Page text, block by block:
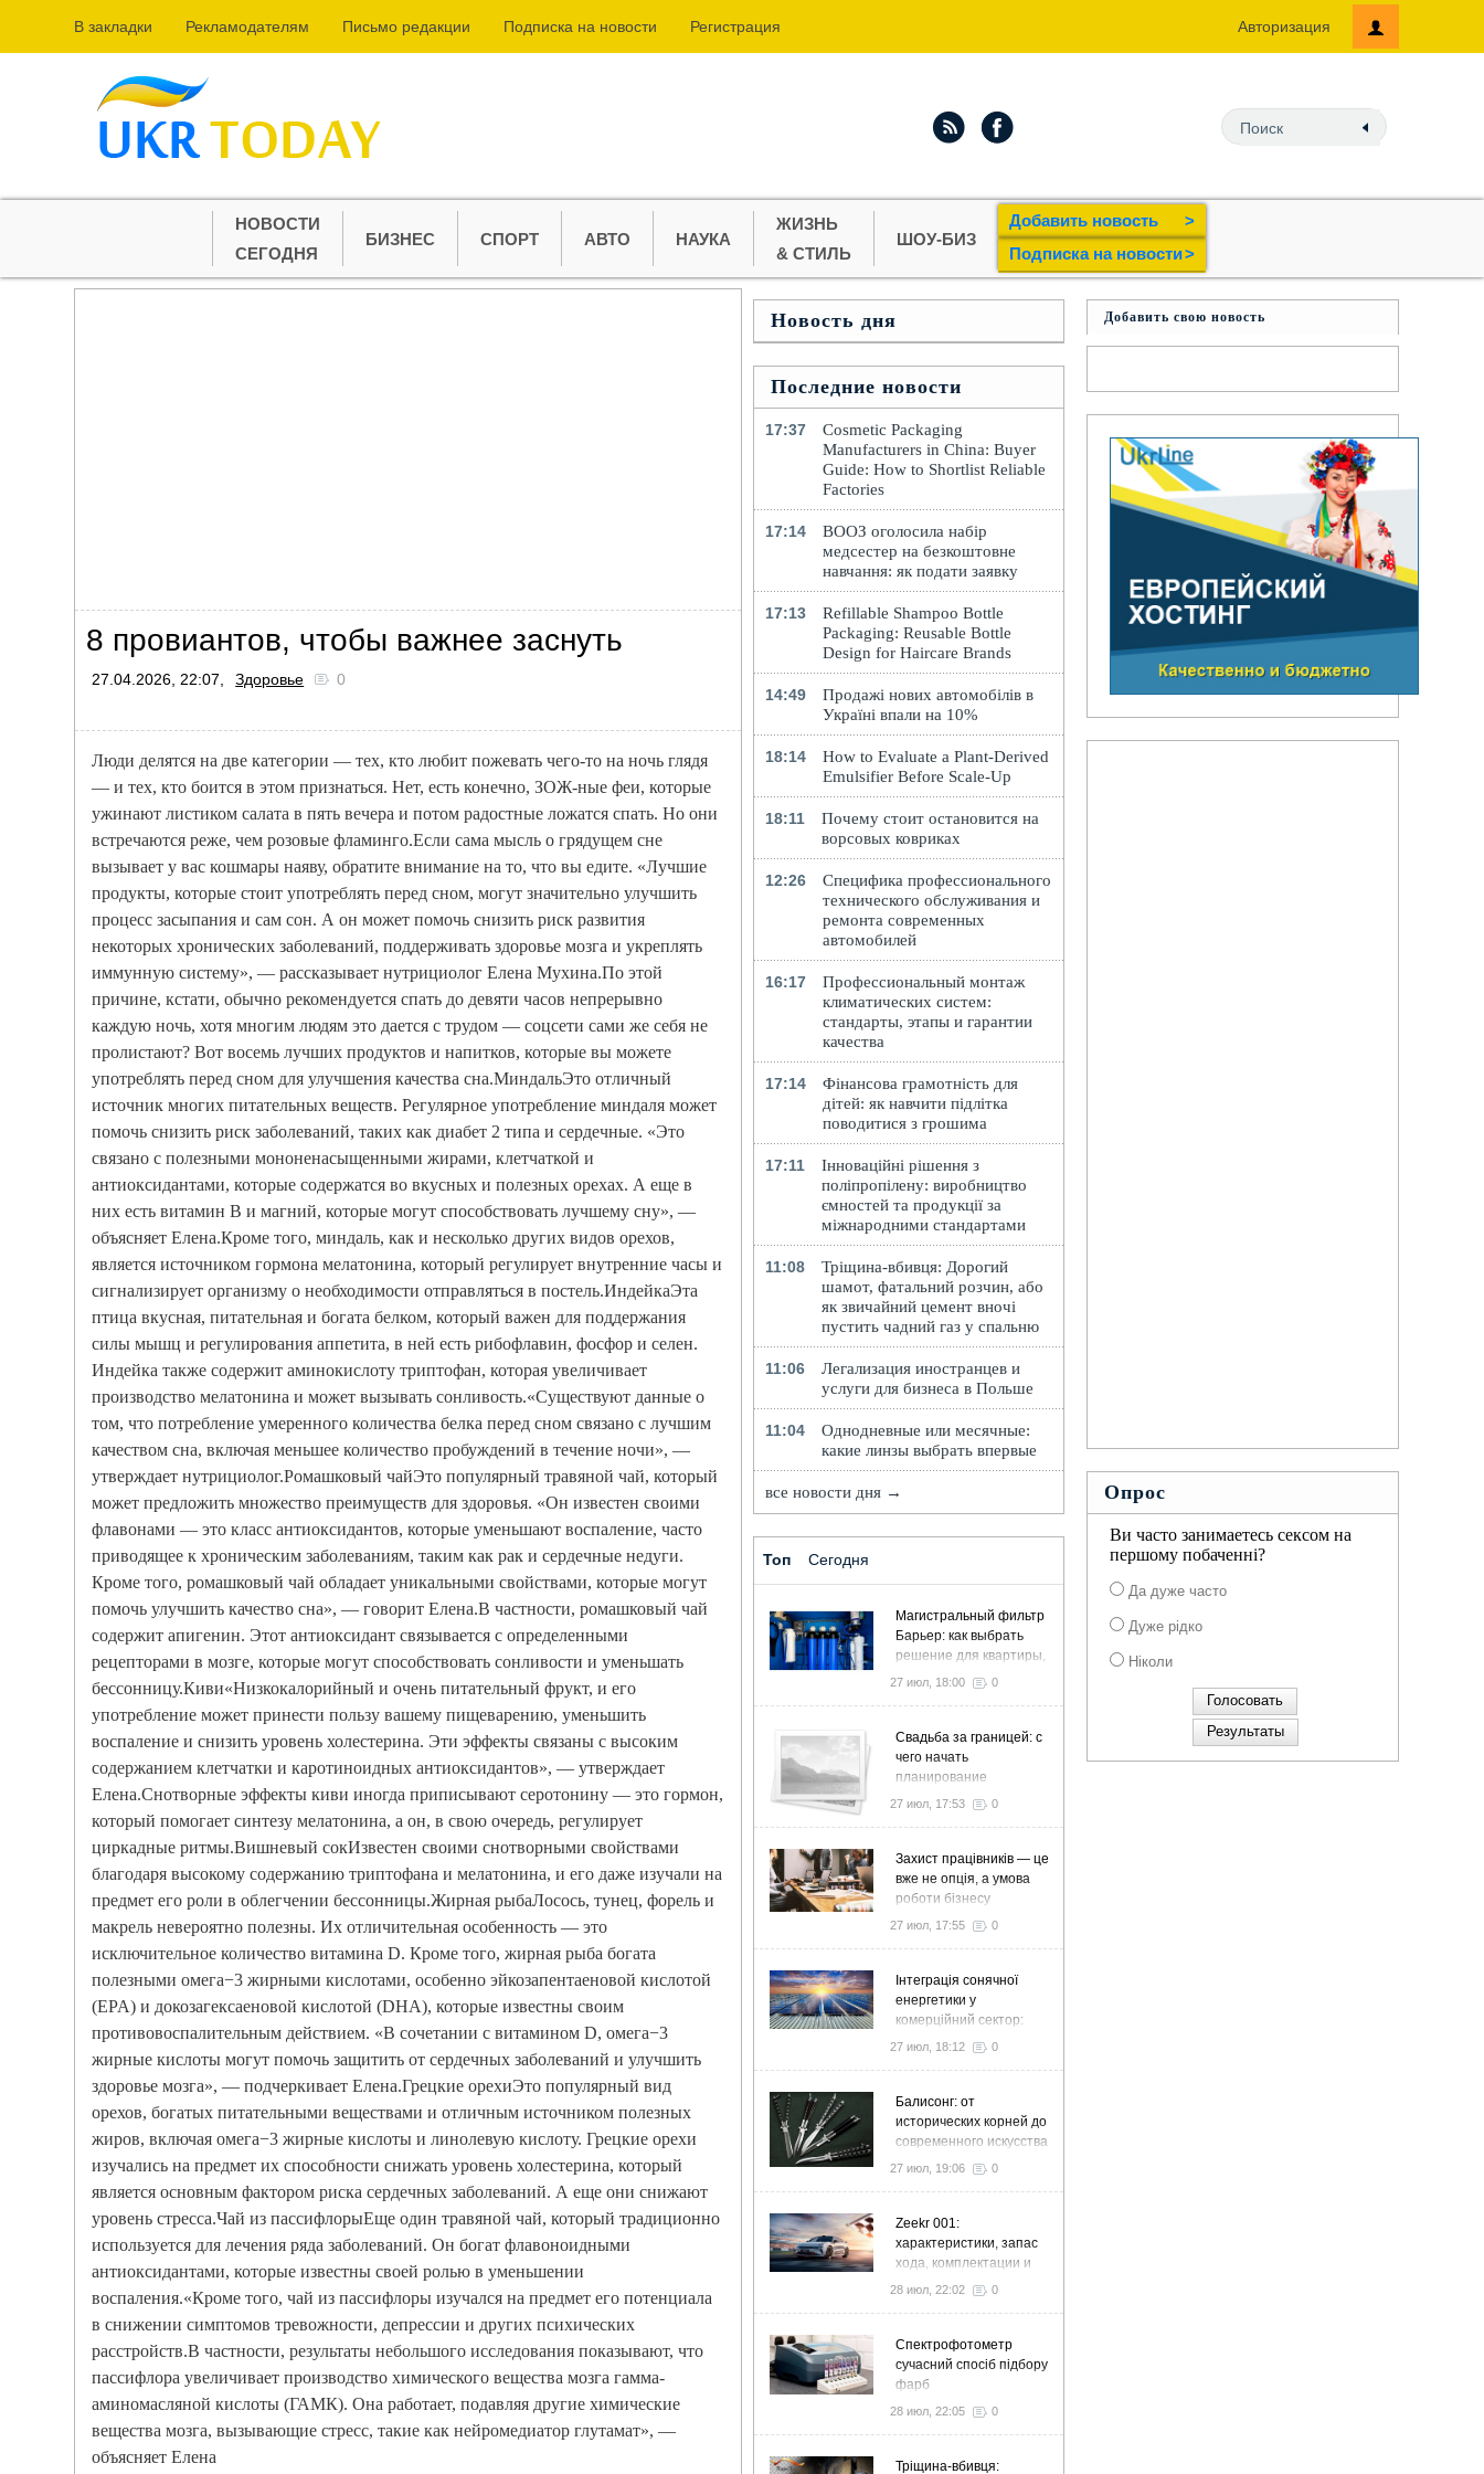
В закладки Рекламодателям Письмо редакции Подпиcка на новости Регистрация Авторизация
НОВОСТИ
СЕГОДНЯ
БИЗНЕС СПОРТ АВТО НАУКА
ЖИЗНЬ
& СТИЛЬ
ШОУ-БИЗ
Добавить новость
>
Подпиcка на новости>
8 провиантов, чтобы важнее заснуть
27.04.2026, 22:07, Здоровье 0
Люди делятся на две категории — тех, кто любит пожевать чего-то на ночь глядя
— и тех, кто боится в этом признаться. Нет, есть конечно, ЗОЖ-ные феи, которые
ужинают листиком салата в пять вечера и потом радостные ложатся спать. Но они
встречаются реже, чем розовые фламинго.Если сама мысль о грядущем сне
вызывает у вас кошмары наяву, обратите внимание на то, что вы едите. «Лучшие
продукты, которые стоит употреблять перед сном, могут значительно улучшить
процесс засыпания и сам сон. А он может помочь снизить риск развития
некоторых хронических заболеваний, поддерживать здоровье мозга и укреплять
иммунную систему», — рассказывает нутрициолог Елена Мухина.По этой
причине, кстати, обычно рекомендуется спать до девяти часов непрерывно
каждую ночь, хотя многим людям это дается с трудом — соцсети сами же себя не
пролистают? Вот восемь лучших продуктов и напитков, которые вы можете
употреблять перед сном для улучшения качества сна.МиндальЭто отличный
источник многих питательных веществ. Регулярное употребление миндаля может
помочь снизить риск заболеваний, таких как диабет 2 типа и сердечные. «Это
связано с полезными мононенасыщенными жирами, клетчаткой и
антиоксидантами, которые содержатся во вкусных и полезных орехах. А еще в
них есть витамин B и магний, которые могут способствовать лучшему сну», —
объясняет Елена.Кроме того, миндаль, как и несколько других видов орехов,
является источником гормона мелатонина, который регулирует внутренние часы и
сигнализирует организму о необходимости отправляться в постель.ИндейкаЭта
птица вкусная, питательная и богата белком, который важен для поддержания
силы мышц и регулирования аппетита, в ней есть рибофлавин, фосфор и селен.
Индейка также содержит аминокислоту триптофан, которая увеличивает
производство мелатонина и может вызывать сонливость.«Существуют данные о
том, что потребление умеренного количества белка перед сном связано с лучшим
качеством сна, включая меньшее количество пробуждений в течение ночи», —
утверждает нутрициолог.Ромашковый чайЭто популярный травяной чай, который
может предложить множество преимуществ для здоровья. «Он известен своими
флавонами — это класс антиоксидантов, которые уменьшают воспаление, часто
приводящее к хроническим заболеваниям, таким как рак и сердечные недуги.
Кроме того, ромашковый чай обладает уникальными свойствами, которые могут
помочь улучшить качество сна», — говорит Елена.В частности, ромашковый чай
содержит апигенин. Этот антиоксидант связывается с определенными
рецепторами в мозге, которые могут способствовать сонливости и уменьшать
бессонницу.Киви«Низкокалорийный и очень питательный фрукт, и его
употребление может принести пользу вашему пищеварению, уменьшить
воспаление и снизить уровень холестерина. Эти эффекты связаны с высоким
содержанием клетчатки и каротиноидных антиоксидантов», — утверждает
Елена.Снотворные эффекты киви иногда приписывают серотонину — это гормон,
который помогает синтезу мелатонина, а он, в свою очередь, регулирует
циркадные ритмы.Вишневый сокИзвестен своими снотворными свойствами
благодаря высокому содержанию триптофана и мелатонина, и его даже изучали на
предмет его роли в облегчении бессонницы.Жирная рыбаЛосось, тунец, форель и
макрель невероятно полезны. Их отличительная особенность — это
исключительное количество витамина D. Кроме того, жирная рыба богата
полезными омега−3 жирными кислотами, особенно эйкозапентаеновой кислотой
(EPA) и докозагексаеновой кислотой (DHA), которые известны своим
противовоспалительным действием. «В сочетании с витамином D, омега−3
жирные кислоты могут помочь защитить от сердечных заболеваний и улучшить
здоровье мозга», — подчеркивает Елена.Грецкие орехиЭто популярный вид
орехов, богатых питательными веществами и отличным источником полезных
жиров, включая омега−3 жирные кислоты и линолевую кислоту. Грецкие орехи
изучались на предмет их способности снижать уровень холестерина, который
является основным фактором риска сердечных заболеваний. А еще они снижают
уровень стресса.Чай из пассифлорыЕще один травяной чай, который традиционно
используется для лечения ряда заболеваний. Он богат флавоноидными
антиоксидантами, которые известны своей ролью в уменьшении
воспаления.«Кроме того, чай из пассифлоры изучался на предмет его потенциала
в снижении симптомов тревожности, депрессии и других психических
расстройств.В частности, результаты небольшого исследования показывают, что
пассифлора увеличивает производство химического вещества мозга гамма-
аминомасляной кислоты (ГАМК). Она работает, подавляя другие химические
вещества мозга, вызывающие стресс, такие как нейромедиатор глутамат», —
объясняет Елена
Новость дня
Последние новости
17:37
Cosmetic Packaging
Manufacturers in China: Buyer
Guide: How to Shortlist Reliable
Factories
17:14
ВООЗ оголосила набір
медсестер на безкоштовне
навчання: як подати заявку
17:13
Refillable Shampoo Bottle
Packaging: Reusable Bottle
Design for Haircare Brands
14:49
Продажі нових автомобілів в
Україні впали на 10%
18:14
How to Evaluate a Plant-Derived
Emulsifier Before Scale-Up
18:11
Почему стоит остановится на
ворсовых ковриках
12:26
Специфика профессионального
технического обслуживания и
ремонта современных
автомобилей
16:17
Профессиональный монтаж
климатических систем:
стандарты, этапы и гарантии
качества
17:14
Фінансова грамотність для
дітей: як навчити підлітка
поводитися з грошима
17:11
Інноваційні рішення з
поліпропілену: виробництво
ємностей та продукції за
міжнародними стандартами
11:08
Тріщина-вбивця: Дорогий
шамот, фатальний розчин, або
як звичайний цемент вночі
пустить чадний газ у спальню
11:06
Легализация иностранцев и
услуги для бизнеса в Польше
11:04
Однодневные или месячные:
какие линзы выбрать впервые
все новости дня →
Топ Сегодня
Магистральный фильтр
Барьер: как выбрать
решение для квартиры,
дома и коттеджа
27 июл, 18:00 0
Свадьба за границей: с
чего начать
планирование
27 июл, 17:53 0
Захист працівників — це
вже не опція, а умова
роботи бізнесу
27 июл, 17:55 0
Інтеграція сонячної
енергетики у
комерційний сектор:
стратегія розвитку та
27 июл, 18:12 0
Балисонг: от
исторических корней до
современного искусства
флиппинга
27 июл, 19:06 0
Zeekr 001:
характеристики, запас
хода, комплектации и
особенности
28 июл, 22:02 0
Спектрофотометр
сучасний спосіб підбору
фарб
28 июл, 22:05 0
Тріщина-вбивця:
Добавить свою новость
Опрос
Ви часто занимаетесь сексом на
першому побаченні?
Да дуже часто
Дуже рідко
Ніколи